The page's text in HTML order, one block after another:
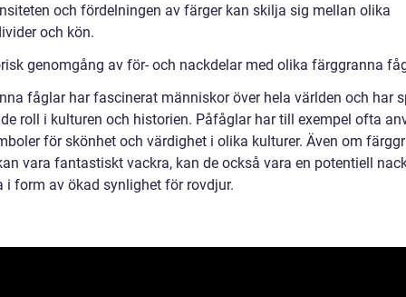
och fördelningen av färger kan skilja sig mellan olika
och kön.
genomgång av för- och nackdelar med olika färggranna
fåglar har fascinerat människor över hela världen och har
roll i kulturen och historien. Påfåglar har till exempel ofta
för skönhet och värdighet i olika kulturer. Även om
vara fantastiskt vackra, kan de också vara en potentiell
i form av ökad synlighet för rovdjur.